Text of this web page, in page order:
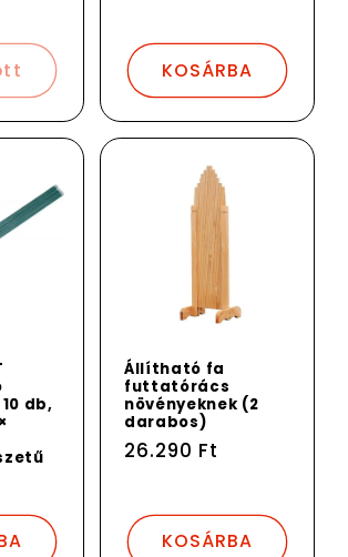
KOSÁRBA
db,
Állítható fa
futtatórács
növényeknek (2
darabos)
Normál
26.290 Ft
KOSÁRBA